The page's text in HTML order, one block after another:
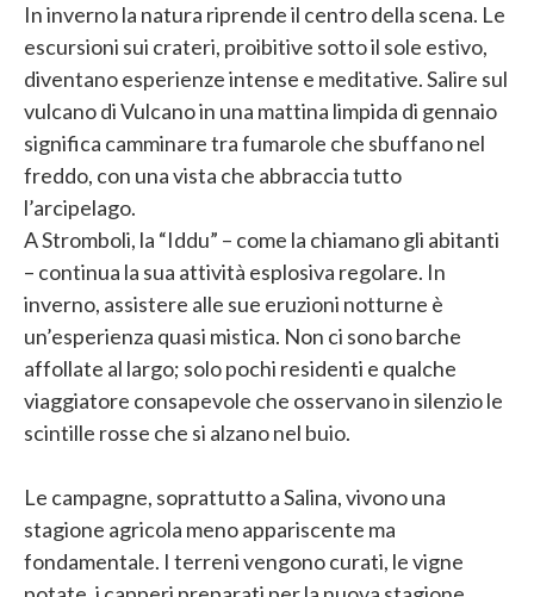
In inverno la natura riprende il centro della scena. Le
escursioni sui crateri, proibitive sotto il sole estivo,
diventano esperienze intense e meditative. Salire sul
vulcano di Vulcano in una mattina limpida di gennaio
significa camminare tra fumarole che sbuffano nel
freddo, con una vista che abbraccia tutto
l’arcipelago.
A Stromboli, la “Iddu” – come la chiamano gli abitanti
– continua la sua attività esplosiva regolare. In
inverno, assistere alle sue eruzioni notturne è
un’esperienza quasi mistica. Non ci sono barche
affollate al largo; solo pochi residenti e qualche
viaggiatore consapevole che osservano in silenzio le
scintille rosse che si alzano nel buio.
Le campagne, soprattutto a Salina, vivono una
stagione agricola meno appariscente ma
fondamentale. I terreni vengono curati, le vigne